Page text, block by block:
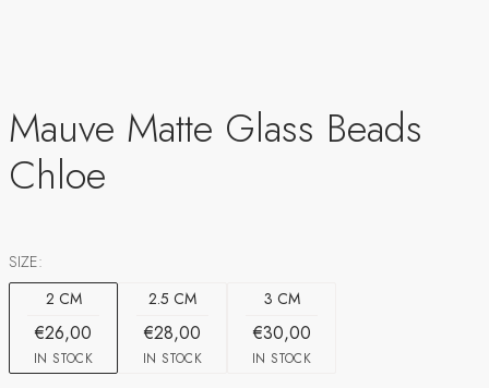
Mauve Matte Glass Beads
Chloe
SIZE:
2 CM
€26,00
IN STOCK
2.5 CM
€28,00
IN STOCK
3 CM
€30,00
IN STOCK